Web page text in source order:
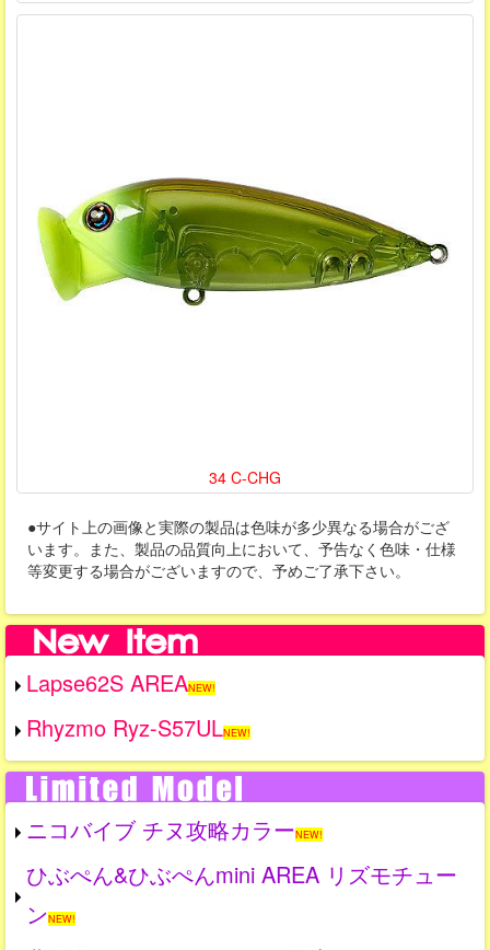
34 C-CHG
●サイト上の画像と実際の製品は色味が多少異なる場合がござ
います。また、製品の品質向上において、予告なく色味・仕様
等変更する場合がございますので、予めご了承下さい。
Lapse62S AREANEW!
Rhyzmo Ryz-S57ULNEW!
ニコバイブ チヌ攻略カラーNEW!
ひぶぺん&ひぶぺんmini AREA リズモチュー
ンNEW!